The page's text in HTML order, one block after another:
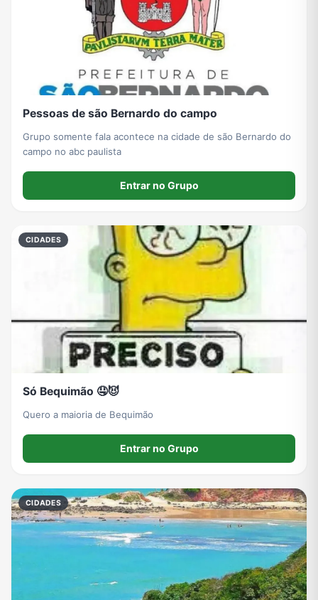
Pessoas de são Bernardo do campo
Grupo somente fala acontece na cidade de são Bernardo do
campo no abc paulista
Entrar no Grupo
CIDADES
Só Bequimão 🤤😈
Quero a maioria de Bequimão
Entrar no Grupo
CIDADES